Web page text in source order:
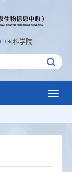
中国科学院
Toggle